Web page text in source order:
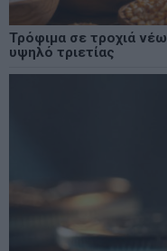
Τρόφιμα σε τροχιά
υψηλό τριετίας